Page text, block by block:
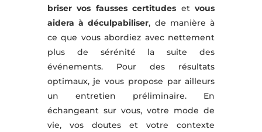
briser vos fausses certitudes etvous
aidera à déculpabiliser, de manière à
ce que vous abordiez avec nettement
plus de sérénité la suite des
événements. Pour des résultats
optimaux, je vous propose par ailleurs
un entretien préliminaire. En
échangeant sur vous, votre mode de
vie, vos doutes et votre contexte